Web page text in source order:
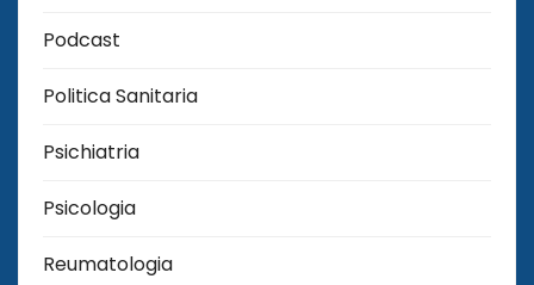
Podcast
Politica Sanitaria
Psichiatria
Psicologia
Reumatologia